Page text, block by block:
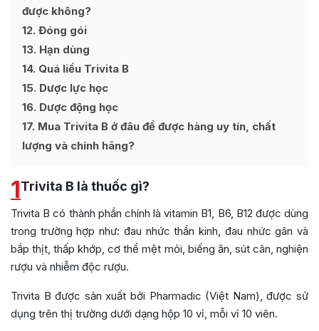
được không?
12 Đóng gói
13 Hạn dùng
14 Quá liều Trivita B
15 Dược lực học
16 Dược động học
17 Mua Trivita B ở đâu để được hàng uy tín, chất
lượng và chính hãng?
1Trivita B là thuốc gì?
Trivita B có thành phần chính là vitamin B1, B6, B12 được dùng
trong trường hợp như: đau nhức thần kinh, đau nhức gân và
bắp thịt, thấp khớp, cơ thể mệt mỏi, biếng ăn, sút cân, nghiện
rượu và nhiễm độc rượu.
Trivita B được sản xuất bởi Pharmadic (Việt Nam), được sử
dụng trên thị trường dưới dạng hộp 10 vỉ, mỗi vỉ 10 viên.